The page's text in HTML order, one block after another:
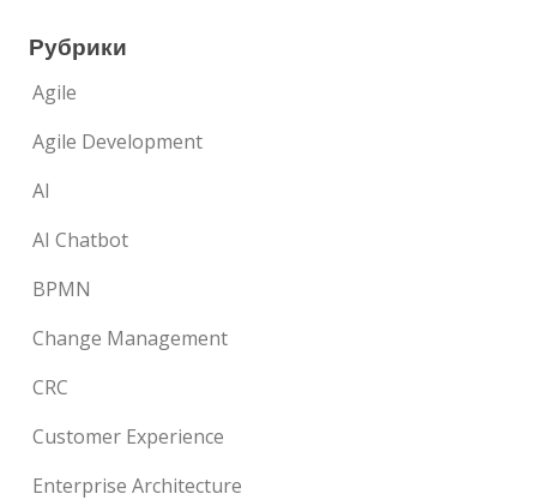
Рубрики
Agile
Agile Development
AI
AI Chatbot
BPMN
Change Management
CRC
Customer Experience
Enterprise Architecture